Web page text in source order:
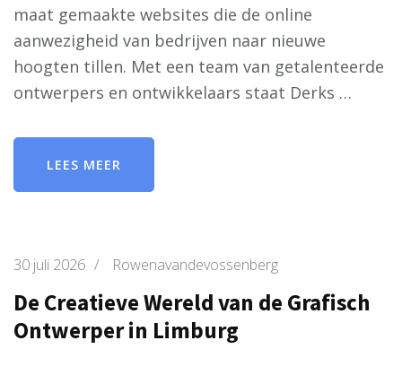
maat gemaakte websites die de online
aanwezigheid van bedrijven naar nieuwe
hoogten tillen. Met een team van getalenteerde
ontwerpers en ontwikkelaars staat Derks …
LEES MEER
30 juli 2026 / Rowenavandevossenberg
De Creatieve Wereld van de Grafisch
Ontwerper in Limburg